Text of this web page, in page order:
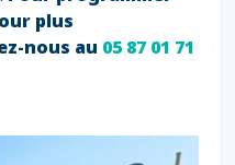
plus
nous au 05 87 01 71